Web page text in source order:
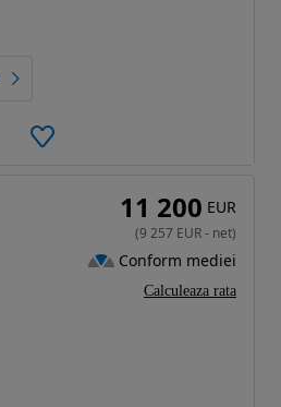
11 200 EUR
(9 257 EUR- net)
Conform mediei
Calculeaza rata